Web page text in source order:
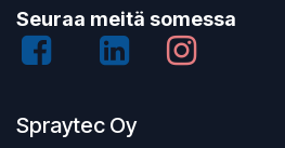
Seuraa meitä somessa
Spraytec Oy